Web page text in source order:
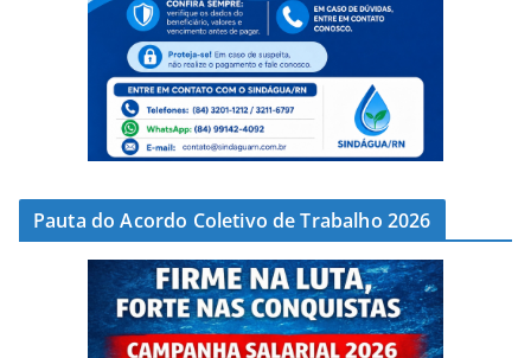
Pauta do Acordo Coletivo de Trabalho 2026